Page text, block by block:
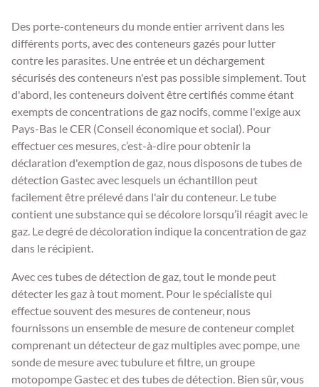
Des porte-conteneurs du monde entier arrivent dans les
différents ports, avec des conteneurs gazés pour lutter
contre les parasites. Une entrée et un déchargement
sécurisés des conteneurs n'est pas possible simplement. Tout
d'abord, les conteneurs doivent être certifiés comme étant
exempts de concentrations de gaz nocifs, comme l'exige aux
Pays-Bas le CER (Conseil économique et social). Pour
effectuer ces mesures, c’est-à-dire pour obtenir la
déclaration d'exemption de gaz, nous disposons de tubes de
détection Gastec avec lesquels un échantillon peut
facilement être prélevé dans l'air du conteneur. Le tube
contient une substance qui se décolore lorsqu’il réagit avec le
gaz. Le degré de décoloration indique la concentration de gaz
dans le récipient.
Avec ces tubes de détection de gaz, tout le monde peut
détecter les gaz à tout moment. Pour le spécialiste qui
effectue souvent des mesures de conteneur, nous
fournissons un ensemble de mesure de conteneur complet
comprenant un détecteur de gaz multiples avec pompe, une
sonde de mesure avec tubulure et filtre, un groupe
motopompe Gastec et des tubes de détection. Bien sûr, vous